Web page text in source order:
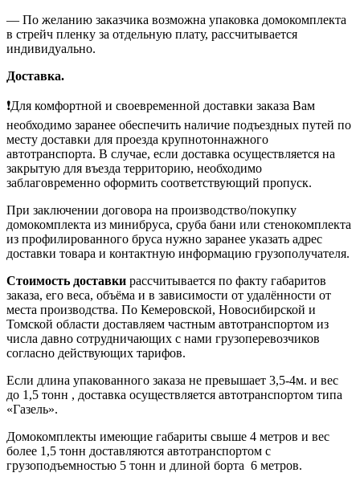
— По желанию заказчика возможна упаковка домокомплекта
в стрейч пленку за отдельную плату, рассчитывается
индивидуально.
Доставка.
❗Для комфортной и своевременной доставки заказа Вам
необходимо заранее обеспечить наличие подъездных путей по
месту доставки для проезда крупнотоннажного
автотранспорта. В случае, если доставка осуществляется на
закрытую для въезда территорию, необходимо
заблаговременно оформить соответствующий пропуск.
При заключении договора на производство/покупку
домокомплекта из минибруса, сруба бани или стенокомплекта
из профилированного бруса нужно заранее указать адрес
доставки товара и контактную информацию грузополучателя.
Стоимость доставки рассчитывается по факту габаритов
заказа, его веса, объёма и в зависимости от удалённости от
места производства. По Кемеровской, Новосибирской и
Томской области доставляем частным автотранспортом из
числа давно сотрудничающих с нами грузоперевозчиков
согласно действующих тарифов.
Если длина упакованного заказа не превышает 3,5-4м. и вес
до 1,5 тонн , доставка осуществляется автотранспортом типа
«Газель».
Домокомплекты имеющие габариты свыше 4 метров и вес
более 1,5 тонн доставляются автотранспортом с
грузоподъемностью 5 тонн и длиной борта 6 метров.